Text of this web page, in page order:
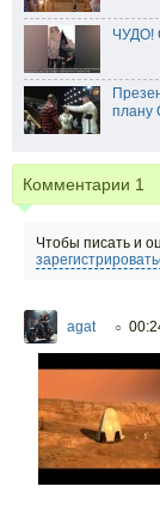
ЧУДО!
плану
Комментарии 1
Чтобы писать и
agat ○